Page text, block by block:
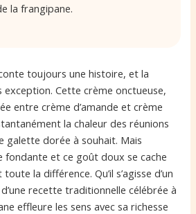
la frangipane.
toujours une histoire, et la
Cette crème onctueuse,
entre crème d’amande et crème
la chaleur des réunions
galette dorée à souhait. Mais
et ce goût doux se cache
la différence. Qu’il s’agisse d’un
recette traditionnelle célébrée à
effleure les sens avec sa richesse